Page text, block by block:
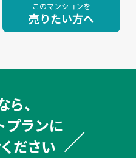
このマンションを
売りたい方へ
ら、
プランに
ださい